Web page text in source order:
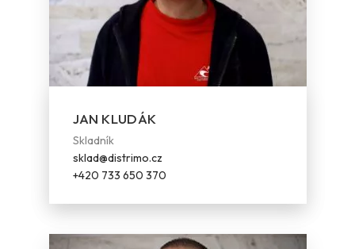
JAN KLUDÁK
Skladník
sklad@distrimo.cz
+420 733 650 370